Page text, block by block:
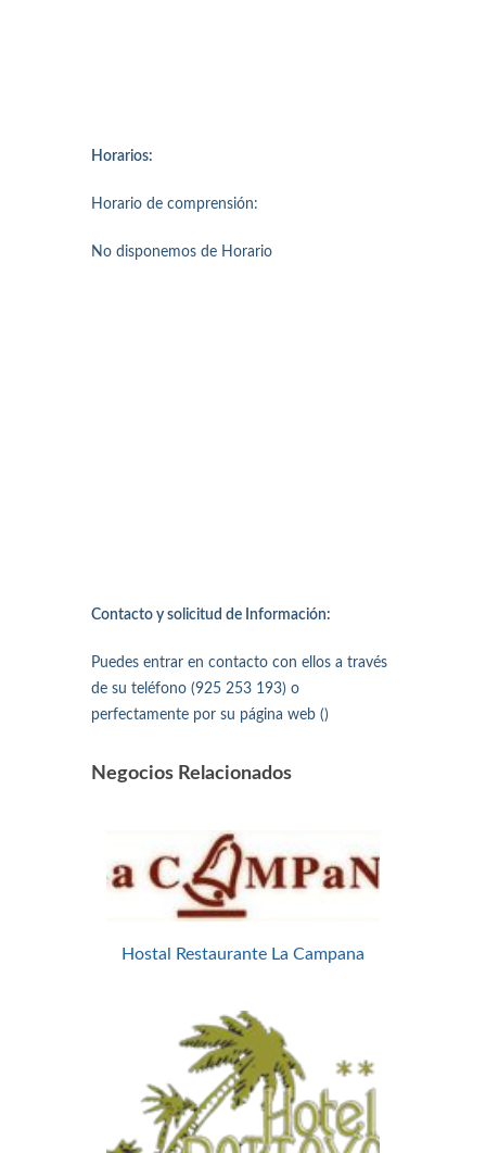
Horarios:
Horario de comprensión:
No disponemos de Horario
Contacto y solicitud de Información:
Puedes entrar en contacto con ellos a través
de su teléfono (925 253 193) o
perfectamente por su página web ()
Negocios Relacionados
Hostal Restaurante La Campana